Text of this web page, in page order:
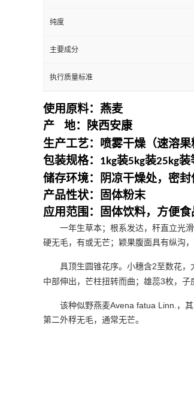
纯度
主要成分
执行质量标准
使用原料： 燕麦
产
地：
陕西安康
生产工艺：喷雾干燥（速溶果
包装规格：
1kg装5kg装25kg装
储存环境：阴凉干燥处，密封
产品性状：固体粉末
应用范围：固体饮料，方便
一年生草本；根系发达，秆直立光滑
硬无毛，有或无芒；颖果腹面具有纵沟
具顶生圆锥花序。小穗含2至数花，
中部伸出，芒柱扭转而曲；雄蕊3枚，子
该种似野燕麦Avena fatua Linn. ，
第二外稃无毛，通常无芒。